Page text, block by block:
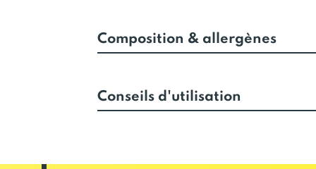
Composition & allergènes
Conseils d'utilisation